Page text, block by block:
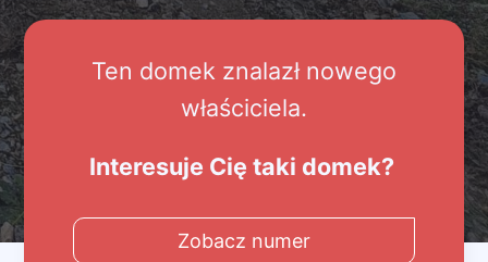
Ten domek znalazł nowego
właściciela.
Interesuje Cię taki domek?
Zobacz numer